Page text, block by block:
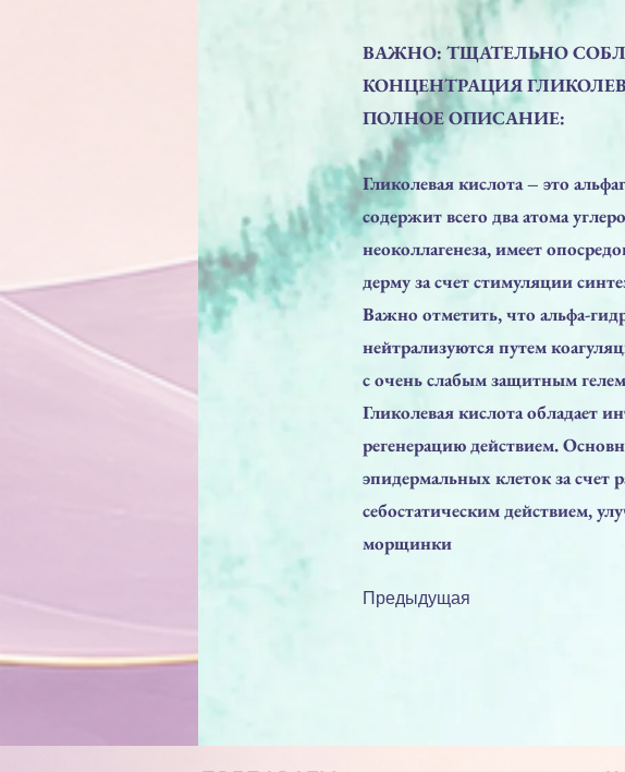
ВАЖНО: ТЩАТЕЛЬНО
КОНЦЕНТРАЦИЯ
ПОЛНОЕ ОПИСАНИЕ:
Гликолевая кислота – это
содержит всего два атома
неоколлагенеза, имеет
дерму за счет стимуляции
Важно отметить, что альфа-
нейтрализуются путем
с очень слабым защитным
Гликолевая кислота
регенерацию действием.
эпидермальных клеток за счет
себостатическим действием,
морщинки
Предыдущая